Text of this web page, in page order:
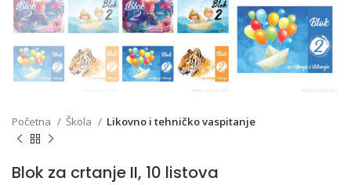
Početna Škola Likovno i tehničko vaspitanje
Blok za crtanje II, 10 listova